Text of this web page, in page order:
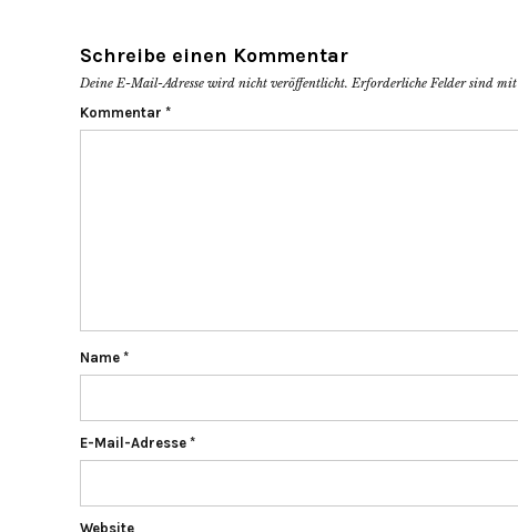
Schreibe einen Kommentar
Deine E-Mail-Adresse wird nicht veröffentlicht. Erforderliche Felder sind mit
Kommentar *
Name *
E-Mail-Adresse *
Website